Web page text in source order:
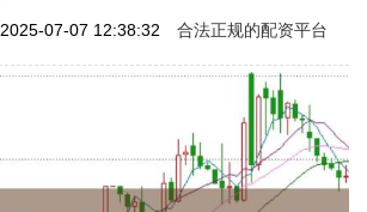
2025-07-07 12:38:32 合法正规的配资平台